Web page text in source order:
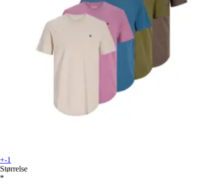
+-1
Størrelse
*